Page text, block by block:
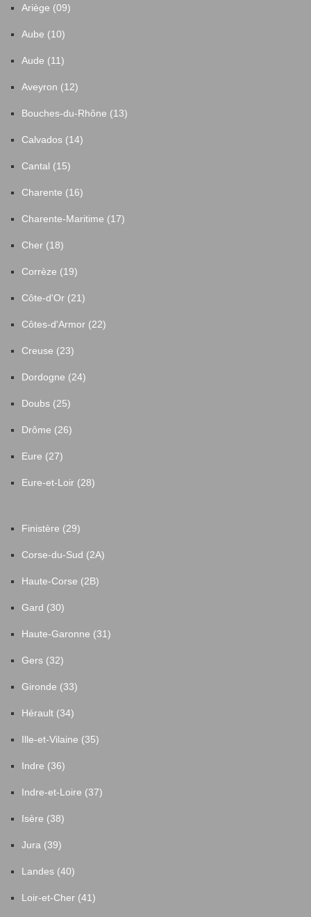
Ariège (09)
Aube (10)
Aude (11)
Aveyron (12)
Bouches-du-Rhône (13)
Calvados (14)
Cantal (15)
Charente (16)
Charente-Maritime (17)
Cher (18)
Corrèze (19)
Côte-d'Or (21)
Côtes-d'Armor (22)
Creuse (23)
Dordogne (24)
Doubs (25)
Drôme (26)
Eure (27)
Eure-et-Loir (28)
Finistère (29)
Corse-du-Sud (2A)
Haute-Corse (2B)
Gard (30)
Haute-Garonne (31)
Gers (32)
Gironde (33)
Hérault (34)
Ille-et-Vilaine (35)
Indre (36)
Indre-et-Loire (37)
Isère (38)
Jura (39)
Landes (40)
Loir-et-Cher (41)